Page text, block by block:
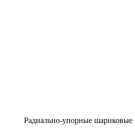
Радиально-упорные